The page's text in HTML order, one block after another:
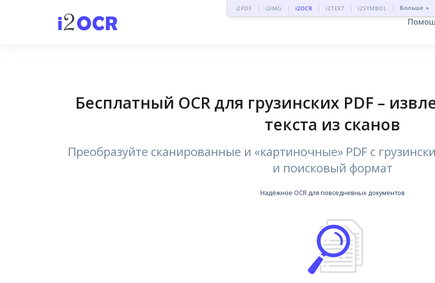
i2PDF i2IMG i2OCR i2TEXT i2SYMBOL Больше »
Бесплатный OCR для грузинских PDF –
текста из сканов
Преобразуйте сканированные и «картиночные» PDF с
и поисковый формат
Надёжное OCR для повседневных документов